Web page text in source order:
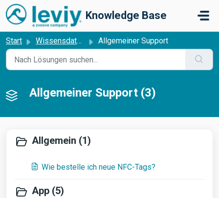
Zum hauptsächlichen Inhalt gehen
Knowledge Base
Start Wissensdatenbank Allgemeiner Support
Allgemeiner Support (3)
Allgemein (1)
Wie bestelle ich neue NFC-Tags?
App (5)